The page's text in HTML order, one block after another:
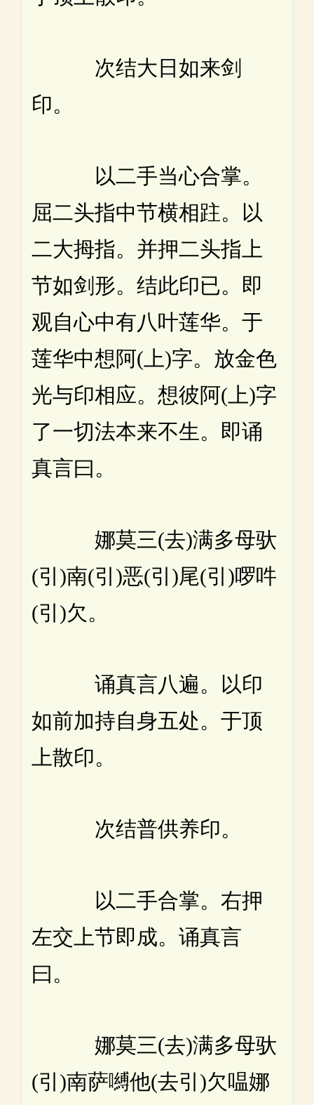
次结大日如来剑
印。
以二手当心合掌。
屈二头指中节横相跓。以
二大拇指。并押二头指上
节如剑形。结此印已。即
观自心中有八叶莲华。于
莲华中想阿(上)字。放金色
光与印相应。想彼阿(上)字
了一切法本来不生。即诵
真言曰。
娜莫三(去)满多母驮
(引)南(引)恶(引)尾(引)啰吽
(引)欠。
诵真言八遍。以印
如前加持自身五处。于顶
上散印。
次结普供养印。
以二手合掌。右押
左交上节即成。诵真言
曰。
娜莫三(去)满多母驮
(引)南萨嚩他(去引)欠嗢娜